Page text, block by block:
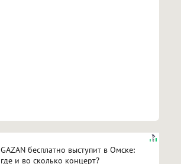
GAZAN бесплатно выступит в Омске:
где и во сколько концерт?